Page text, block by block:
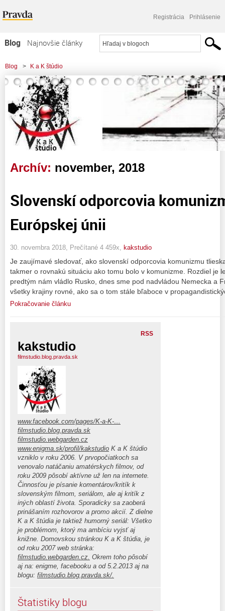
Registrácia Prihlásenie
Blog
Najnovšie články
Najčítanejšie články
Najkomentovanejšie články
Zoznam blogov
Komerčné blogy
Blog > K a K štúdio
> Slovenskí odporcovia komunizmu tlieskajú Európskej únii
Archív: november, 2018
Slovenskí odporcovia
Európskej únii
30. novembra 2018, Prečítané 4 459x, kakstudio
Je zaujímavé sledovať, ako slovenskí odporcovia komunizmu
takmer o rovnakú situáciu ako tomu bolo v komunizme. Rozdiel je
predtým nám vládlo Rusko, dnes sme pod nadvládou Nemecka a
všetky krajiny rovné, ako sa o tom stále bľaboce v
Pokračovanie článku
RSS
kakstudio
filmstudio.blog.pravda.sk
www.facebook.com/pages/K-a-K-…
filmstudio.blog.pravda.sk
filmstudio.webgarden.cz
www.enigma.sk/profil/kakstudio K a K štúdio
vzniklo v roku 2006. V prvopočiatkoch sa
venovalo natáčaniu amatérskych filmov, od
roku 2009 pôsobí aktívne už len na internete.
Činnosťou je písanie komentárov/kritík k
slovenským filmom, seriálom, ale aj kritík z
iných oblastí života. Sporadicky sa zaoberá
prinášaním rozhovorov a promo akcií. Z dielne
K a K štúdia je taktiež humorný seriál: Všetko
je problémom, ktorý ma ambíciu vyjsť aj
knižne. Domovskou stránkou K a K štúdia, je
od roku 2007 web stránka:
filmstudio.webgarden.cz. Okrem toho pôsobí
aj na: enigme, facebooku a od 5.2.2013 aj na
blogu: filmstudio.blog.pravda.sk/.
Štatistiky blogu